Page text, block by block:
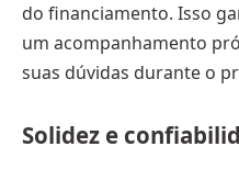
do financiamento. Isso
um acompanhamento
suas dúvidas durante o
Solidez e